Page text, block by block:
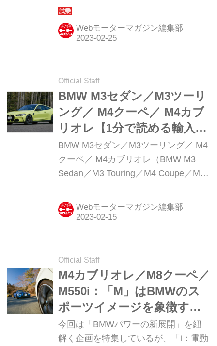
表日：2021年9月10日車両価格：1463
万円
Webモーターマガジン編集部
Official Staff
BMW M3セダン／M3ツーリ
ング／ M4クーペ／ M4カブ
リオレ【1分で読める輸入車
解説／2022年現行モデル】
BMW M3セダン／M3ツーリング／ M4
クーペ／ M4カブリオレ（BMW M3
Sedan／M3 Touring／M4 Coupe／M4
1月26日車両価格：1325万円〜1521万
円
Webモーターマガジン編集部
Official Staff
M4カブリオレ／M8クーペ／
M550i：「M」はBMWのス
ポーツイメージを象徴する
マジックレター【特集BMW
のiとMとX④】
今回は「BMWパワーの新展開」を紐
解く企画を特集しているが、「i：電動